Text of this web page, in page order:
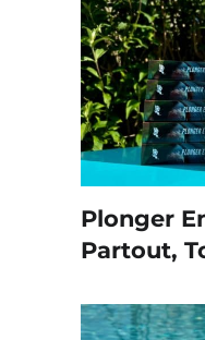
Plonger
Partout,